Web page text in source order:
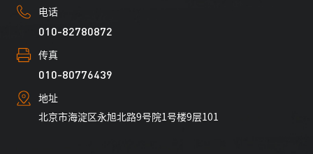
电话
010-82780872
传真
010-80776439
地址
北京市海淀区永旭北路9号院1号楼9层101